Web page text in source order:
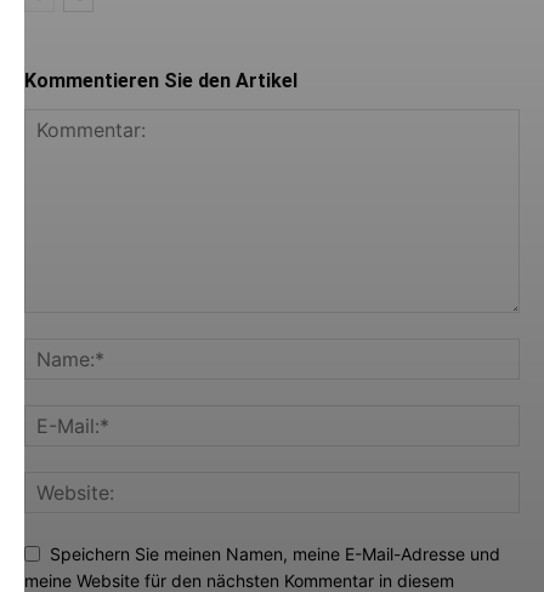
Kommentieren Sie den Artikel
Speichern Sie meinen Namen, meine E-Mail-Adresse und
meine Website für den nächsten Kommentar in diesem